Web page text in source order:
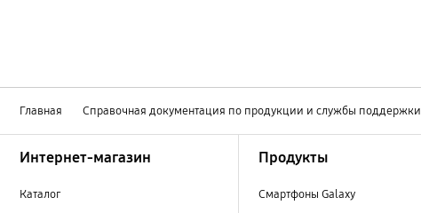
Главная Справочная документация по продукции и службы поддержки
Интернет-магазин
Каталог
Продукты
Смартфоны Galaxy